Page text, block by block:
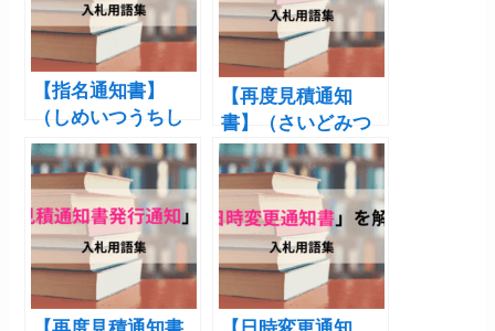
【指名通知書】
（しめいつうちし
ょ）
【再度見積通知
書】（さいどみつ
もりつうちしょ）